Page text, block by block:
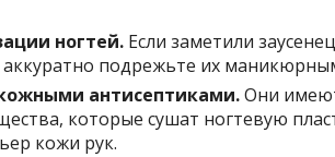
ногтей. Если заметили
подрежьте их
антисептиками.Они
которые сушат ногтевую
кожи рук.